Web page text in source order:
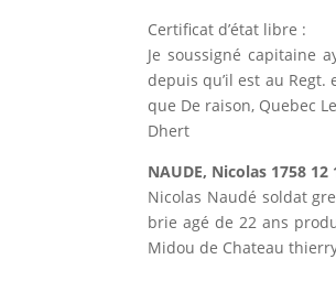
Certificat d’état libre :
Je soussigné capitaine
depuis qu’il est au Regt.
que De raison, Quebec
Dhert
NAUDE, Nicolas 1758 12
Nicolas Naudé soldat
brie agé de 22 ans
Midou de Chateau